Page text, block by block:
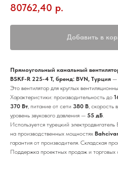
80762,40 р.
Добавить в
Прямоугольный канальный
BSKF-R 225-4 T, бренд: BVN, Турция —
Это вентилятор для круглых
Характеристики: производительность до
370 Вт, питание от сети 380 В, скорость
уровень звукового давления — 55 дБ.
Используется турецкий
на производственных мощностях
гарантия от производителя. Складская
Поддержка проектных продаж и торговых